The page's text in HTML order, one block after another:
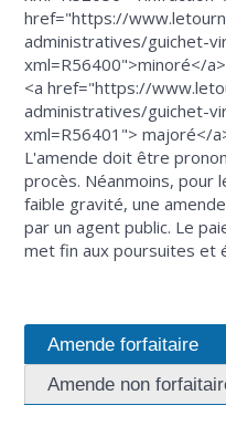
href="https://
administratives/guichet-
xml=R56400">minoré</
<a href="https://
administratives/guichet-
xml=R56401"> majoré</
L'amende doit être
procès. Néanmoins, pour
faible gravité, une
par un agent public. Le
met fin aux poursuites et
Amende forfaitaire
Amende non